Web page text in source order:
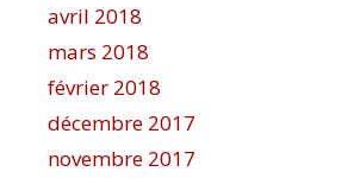
avril 2018
mars 2018
février 2018
décembre 2017
novembre 2017